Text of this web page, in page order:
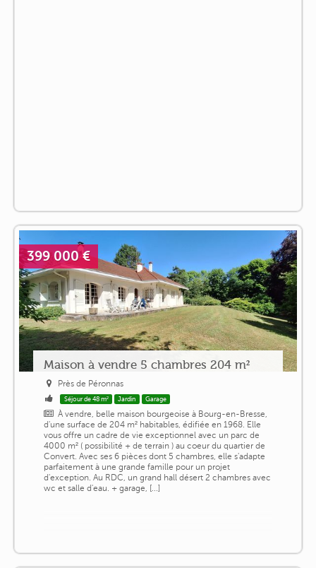
399 000 €
Maison à vendre 5 chambres 204 m²
Près de Péronnas
Séjour de 48 m² Jardin Garage
À vendre, belle maison bourgeoise à Bourg-en-Bresse,
d'une surface de 204 m² habitables, édifiée en 1968. Elle
vous offre un cadre de vie exceptionnel avec un parc de
4000 m² ( possibilité + de terrain ) au coeur du quartier de
Convert. Avec ses 6 pièces dont 5 chambres, elle s'adapte
parfaitement à une grande famille pour un projet
d'exception. Au RDC, un grand hall désert 2 chambres avec
wc et salle d'eau. + garage, [...]